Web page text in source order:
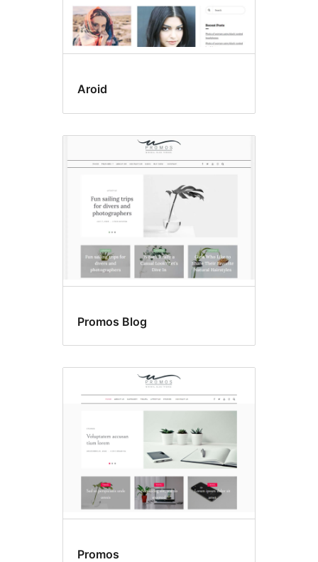
Aroid
Promos Blog
Promos